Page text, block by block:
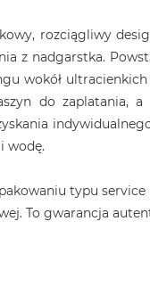
rozciągliwy
z nadgarstka.
wokół
do zaplatania, a
wodę.
typu service
To gwarancja